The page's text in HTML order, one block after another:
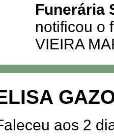
Funerária
notificou o
VIEIRA
aos 2